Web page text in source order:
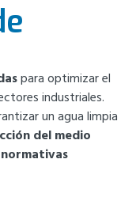
para optimizar el
industriales.
un agua limpia
del medio